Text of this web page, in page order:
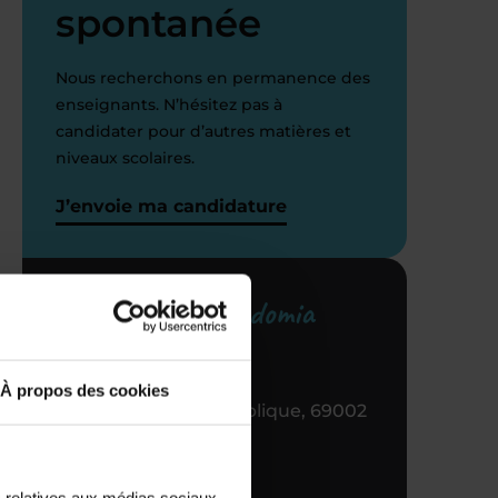
À propos des cookies
spontanée
Nous recherchons en permanence des
enseignants. N’hésitez pas à
candidater pour d’autres matières et
niveaux scolaires.
J’envoie ma candidature
Votre centre Acadomia
référent
39 RUE de la République, 69002
04 72 77 88 11